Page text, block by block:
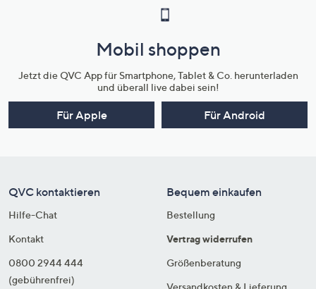
Mobil shoppen
Jetzt die QVC App für Smartphone, Tablet & Co. herunterladen
und überall live dabei sein!
Für Apple Für Android
QVC kontaktieren
Hilfe-Chat
Kontakt
0800 2944 444
(gebührenfrei)
Bequem einkaufen
Bestellung
Vertrag widerrufen
Größenberatung
Versandkosten & Lieferung